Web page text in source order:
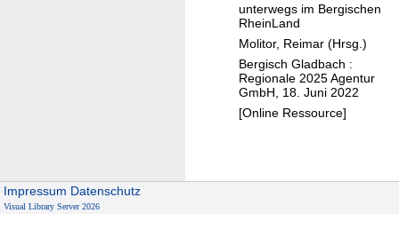
s
s
e
r
i
n
d
S
e
h
e
n
unterwegs im Bergischen
RheinLand
Molitor, Reimar (Hrsg.)
Bergisch Gladbach :
Regionale 2025 Agentur
GmbH, 18. Juni 2022
[Online Ressource]
Impressum Datenschutz
Visual Library Server 2026